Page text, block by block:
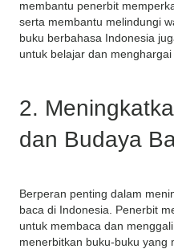
membantu penerbit
serta membantu melindungi
buku berbahasa Indonesia
untuk belajar dan
2.
dan Budaya
Berperan penting dalam
baca di Indonesia. Penerbit
untuk membaca dan
menerbitkan buku-buku yang